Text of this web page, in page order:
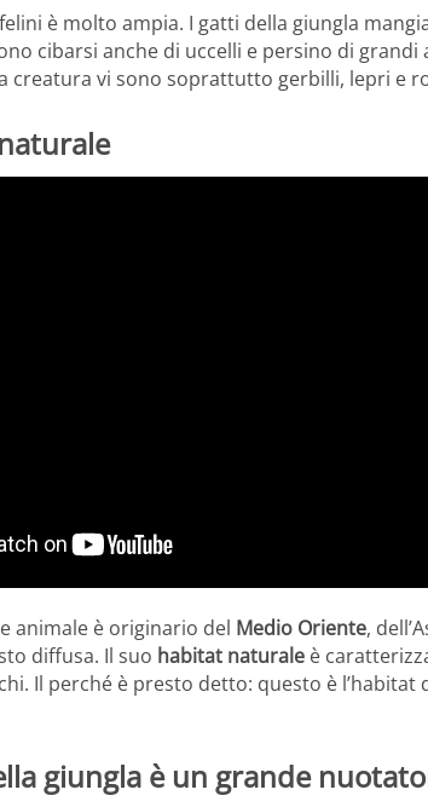
è molto ampia. I gatti della giungla
cibarsi anche di uccelli e persino di grandi
creatura vi sono soprattutto gerbilli, lepri e
animale è originario del Medio Oriente,
diffusa. Il suo habitat naturale è
Il perché è presto detto: questo è l’habitat
giungla è un grande